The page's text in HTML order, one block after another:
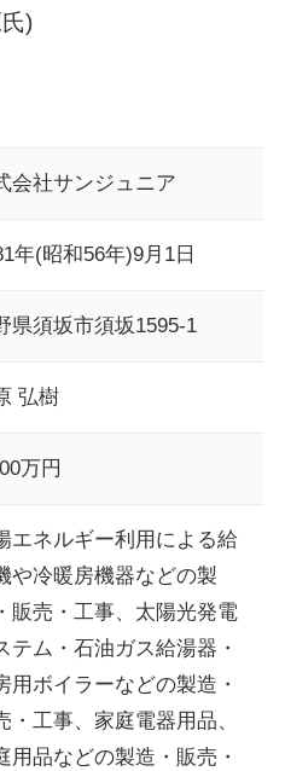
)
会社サンジュニア
年(昭和56年)9月1日
県須坂市須坂1595-1
弘樹
万円
エネルギー利用による給
や冷暖房機器などの製
販売・工事、太陽光発電
テム・石油ガス給湯器・
用ボイラーなどの製造・
・工事、家庭電器用品、
用品などの製造・販売・